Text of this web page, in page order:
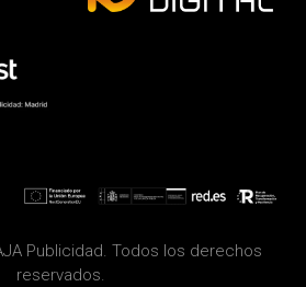
Publicidad. Todos los derechos
reservados.